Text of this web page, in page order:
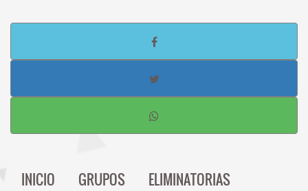
INICIO GRUPOS
ELIMINATORIAS